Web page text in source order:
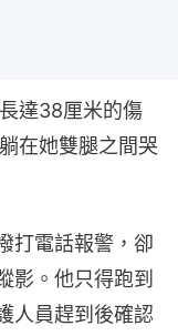
達38厘米的傷
在她雙腿之間哭
打電話報警，卻
影。他只得跑到
人員趕到後確認